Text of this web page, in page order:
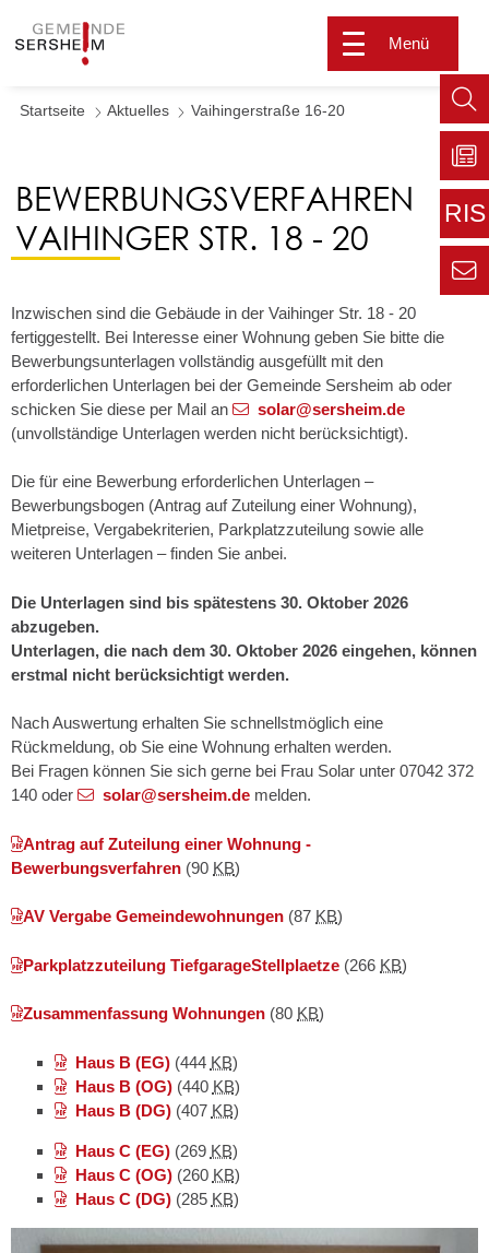
Menü
Startseite Aktuelles Vaihingerstraße 16-20
BEWERBUNGSVERFAHREN
VAIHINGER STR. 18 - 20
Inzwischen sind die Gebäude in der Vaihinger Str. 18 - 20
fertiggestellt. Bei Interesse einer Wohnung geben Sie bitte die
Bewerbungsunterlagen vollständig ausgefüllt mit den
erforderlichen Unterlagen bei der Gemeinde Sersheim ab oder
schicken Sie diese per Mail an
solar@sersheim.de
(unvollständige Unterlagen werden nicht berücksichtigt).
Die für eine Bewerbung erforderlichen Unterlagen –
Bewerbungsbogen (Antrag auf Zuteilung einer Wohnung),
Mietpreise, Vergabekriterien, Parkplatzzuteilung sowie alle
weiteren Unterlagen – finden Sie anbei.
Die Unterlagen sind bis spätestens 30. Oktober 2026
abzugeben.
Unterlagen, die nach dem 30. Oktober 2026 eingehen, können
erstmal nicht berücksichtigt werden.
Nach Auswertung erhalten Sie schnellstmöglich eine
Rückmeldung, ob Sie eine Wohnung erhalten werden.
Bei Fragen können Sie sich gerne bei Frau Solar unter 07042 372
140 oder
solar@sersheim.demelden.
Antrag auf Zuteilung einer Wohnung -
Bewerbungsverfahren (90 KB)
AV Vergabe Gemeindewohnungen (87 KB)
Parkplatzzuteilung TiefgarageStellplaetze (266 KB)
Zusammenfassung Wohnungen (80 KB)
Haus B (EG)(444 KB)
Haus B (OG)(440 KB)
Haus B (DG)(407 KB)
Haus C (EG)(269 KB)
Haus C (OG)(260 KB)
Haus C (DG)(285 KB)
Zu
RIS
Zur
Seite
für den